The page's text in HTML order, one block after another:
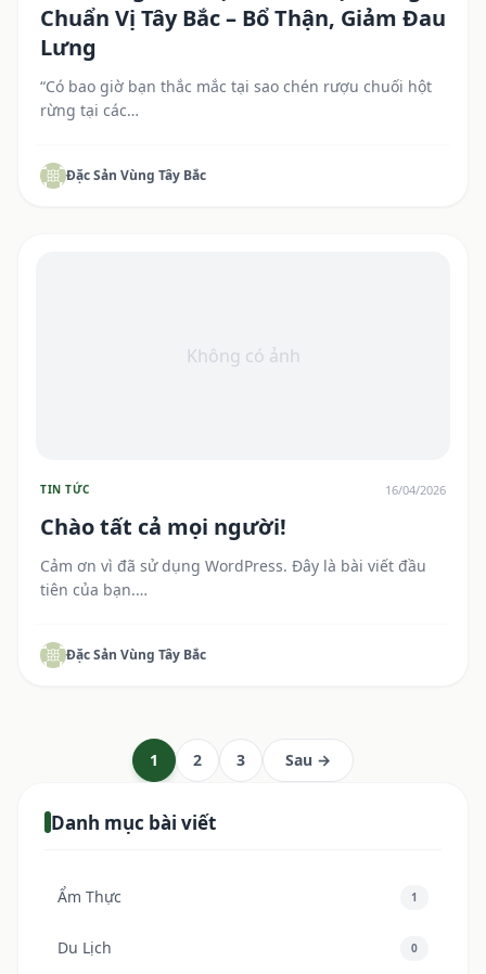
Chuẩn Vị Tây Bắc – Bổ Thận, Giảm Đau
Lưng
“Có bao giờ bạn thắc mắc tại sao chén rượu chuối hột
rừng tại các…
Đặc Sản Vùng Tây Bắc
Không có ảnh
TIN TỨC 16/04/2026
Chào tất cả mọi người!
Cảm ơn vì đã sử dụng WordPress. Đây là bài viết đầu
tiên của bạn.…
Đặc Sản Vùng Tây Bắc
1 2 3 Sau →
Danh mục bài viết
Ẩm Thực 1
Du Lịch 0